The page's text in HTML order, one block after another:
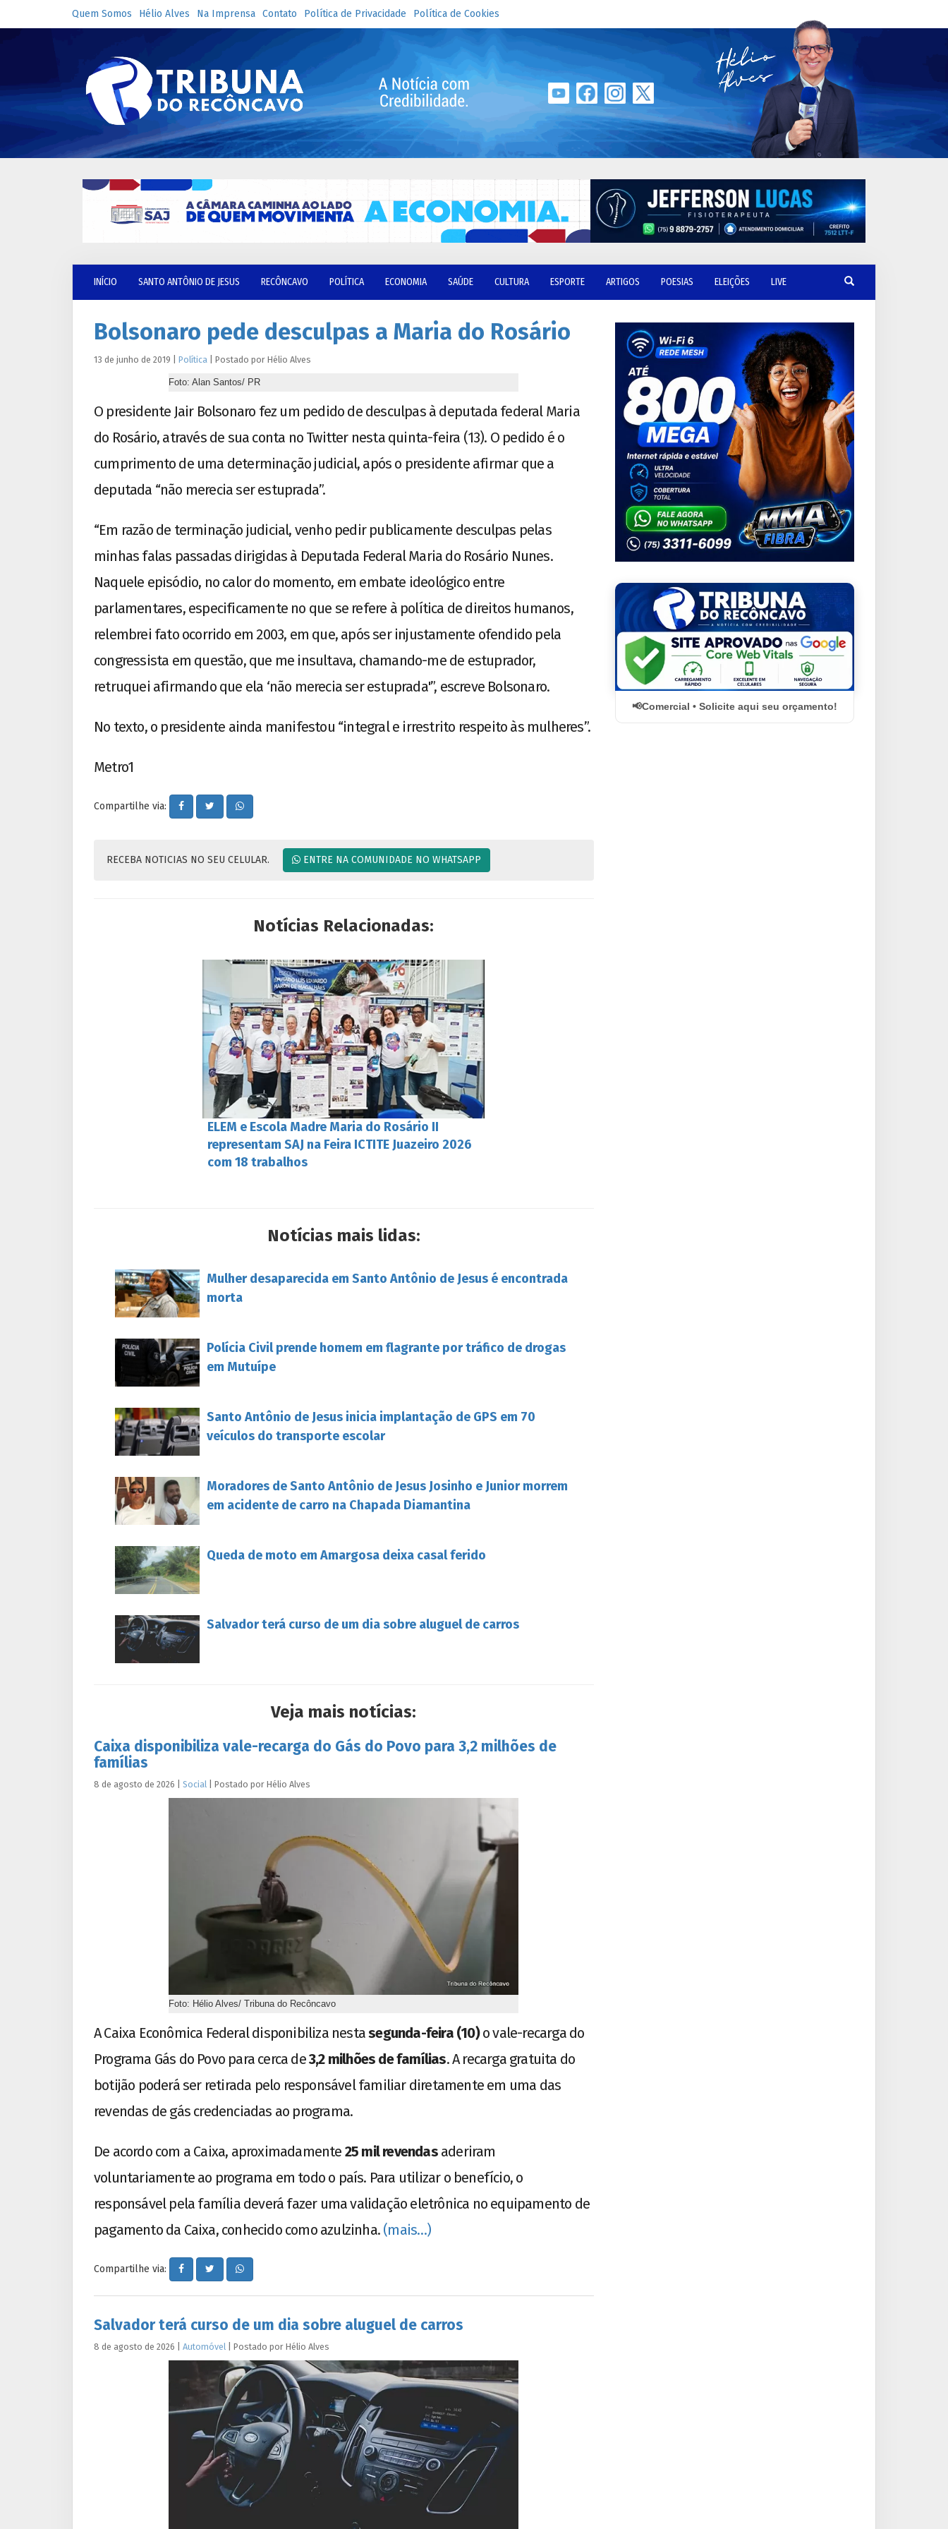
Quem Somos Hélio Alves Na Imprensa Contato Política de Privacidade Política de Cookies
INÍCIO SANTO ANTÔNIO DE JESUS RECÔNCAVO POLÍTICA ECONOMIA SAÚDE CULTURA ESPORTE ARTIGOS POESIAS ELEIÇÕES LIVE
Bolsonaro pede desculpas a Maria do Rosário
13 de junho de 2019 Política Postado por Hélio Alves
Foto: Alan Santos/ PR
O presidente Jair Bolsonaro fez um pedido de desculpas à deputada federal Maria
do Rosário, através de sua conta no Twitter nesta quinta-feira (13). O pedido é o
cumprimento de uma determinação judicial, após o presidente afirmar que a
deputada “não merecia ser estuprada”.
“Em razão de terminação judicial, venho pedir publicamente desculpas pelas
minhas falas passadas dirigidas à Deputada Federal Maria do Rosário Nunes.
Naquele episódio, no calor do momento, em embate ideológico entre
parlamentares, especificamente no que se refere à política de direitos humanos,
relembrei fato ocorrido em 2003, em que, após ser injustamente ofendido pela
congressista em questão, que me insultava, chamando-me de estuprador,
retruquei afirmando que ela ‘não merecia ser estuprada'”, escreve Bolsonaro.
No texto, o presidente ainda manifestou “integral e irrestrito respeito às mulheres”.
Metro1
Compartilhe via:
RECEBA NOTICIAS NO SEU CELULAR. ENTRE NA COMUNIDADE NO WHATSAPP
Notícias Relacionadas:
ELEM e Escola Madre Maria do Rosário II
representam SAJ na Feira ICTITE Juazeiro 2026
com 18 trabalhos
Notícias mais lidas:
Mulher desaparecida em Santo Antônio de Jesus é encontrada
morta
Polícia Civil prende homem em flagrante por tráfico de drogas
em Mutuípe
Santo Antônio de Jesus inicia implantação de GPS em 70
veículos do transporte escolar
Moradores de Santo Antônio de Jesus Josinho e Junior morrem
em acidente de carro na Chapada Diamantina
Queda de moto em Amargosa deixa casal ferido
Salvador terá curso de um dia sobre aluguel de carros
Veja mais notícias:
Caixa disponibiliza vale-recarga do Gás do Povo para 3,2 milhões de
famílias
8 de agosto de 2026 Social Postado por Hélio Alves
Foto: Hélio Alves/ Tribuna do Recôncavo
A Caixa Econômica Federal disponibiliza nestasegunda-feira (10)o vale-recarga do
Programa Gás do Povo para cerca de3,2 milhões de famílias. A recarga gratuita do
botijão poderá ser retirada pelo responsável familiar diretamente em uma das
revendas de gás credenciadas ao programa.
De acordo com a Caixa, aproximadamente 25 mil revendasaderiram
voluntariamente ao programa em todo o país. Para utilizar o benefício, o
responsável pela família deverá fazer uma validação eletrônica no equipamento de
pagamento da Caixa, conhecido como azulzinha. (mais…)
Compartilhe via:
Salvador terá curso de um dia sobre aluguel de carros
8 de agosto de 2026 Automóvel Postado por Hélio Alves
Comercial • Solicite aqui seu orçamento!